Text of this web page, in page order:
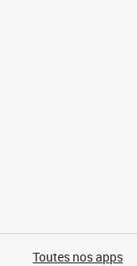
Toutes nos apps